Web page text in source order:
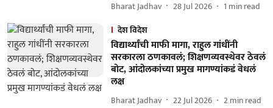
Bharat Jadhav 28 Jul 2026 1 min read
देश विदेश
विद्यार्थ्यांची माफी मागा, राहुल गांधींनी
सरकारला ठणकावलं; शिक्षणव्यवस्थेवर ठेवलं
बोट, आंदोलकांच्या प्रमुख मागण्यांकडं वेधलं
लक्ष
Bharat Jadhav 22 Jul 2026 2min read